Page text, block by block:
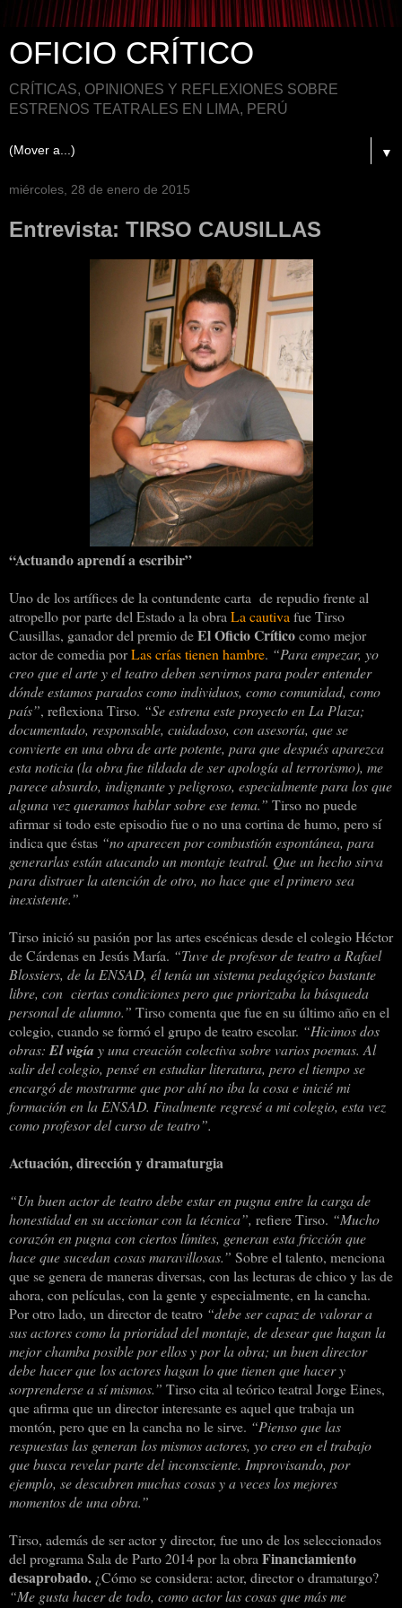
OFICIO CRÍTICO
CRÍTICAS, OPINIONES Y REFLEXIONES SOBRE
ESTRENOS TEATRALES EN LIMA, PERÚ
▼
miércoles, 28 de enero de 2015
Entrevista: TIRSO CAUSILLAS
“Actuando aprendí a escribir”
Uno de los artífices de la contundente carta de repudio frente al
atropello por parte del Estado a la obra La cautiva fue Tirso
Causillas, ganador del premio deEl Oficio Críticocomo mejor
actor de comedia porLas crías tienen hambre. “Para empezar, yo
creo que el arte y el teatro deben servirnos para poder entender
dónde estamos parados como individuos, como comunidad, como
país”, reflexiona Tirso. “Se estrena este proyecto en La Plaza;
documentado, responsable, cuidadoso, con asesoría, que se
convierte en una obra de arte potente, para que después aparezca
esta noticia (la obra fue tildada de ser apología al terrorismo), me
parece absurdo, indignante y peligroso, especialmente para los que
alguna vez queramos hablar sobre ese tema.” Tirso no puede
afirmar si todo este episodio fue o no una cortina de humo, pero sí
indica que éstas “no aparecen por combustión espontánea, para
generarlas están atacando un montaje teatral. Que un hecho sirva
para distraer la atención de otro, no hace que el primero sea
inexistente.”
Tirso inició su pasión por las artes escénicas desde el colegio Héctor
de Cárdenas en Jesús María. “Tuve de profesor de teatro a Rafael
Blossiers, de la ENSAD, él tenía un sistema pedagógico bastante
libre, con ciertas condiciones pero que priorizaba la búsqueda
personal de alumno.” Tirso comenta que fue en su último año en el
colegio, cuando se formó el grupo de teatro escolar. “Hicimos dos
obras: El vigía y una creación colectiva sobre varios poemas. Al
salir del colegio, pensé en estudiar literatura, pero el tiempo se
encargó de mostrarme que por ahí no iba la cosa e inicié mi
formación en la ENSAD. Finalmente regresé a mi colegio, esta vez
como profesor del curso de teatro”.
Actuación, dirección y dramaturgia
“Un buen actor de teatro debe estar en pugna entre la carga de
honestidad en su accionar con la técnica”, refiere Tirso. “Mucho
corazón en pugna con ciertos límites, generan esta fricción que
hace que sucedan cosas maravillosas.” Sobre el talento, menciona
que se genera de maneras diversas, con las lecturas de chico y las de
ahora, con películas, con la gente y especialmente, en la cancha.
Por otro lado, un director de teatro “debe ser capaz de valorar a
sus actores como la prioridad del montaje, de desear que hagan la
mejor chamba posible por ellos y por la obra; un buen director
debe hacer que los actores hagan lo que tienen que hacer y
sorprenderse a sí mismos.” Tirso cita al teórico teatral Jorge Eines,
que afirma que un director interesante es aquel que trabaja un
montón, pero que en la cancha no le sirve. “Pienso que las
respuestas las generan los mismos actores, yo creo en el trabajo
que busca revelar parte del inconsciente. Improvisando, por
ejemplo, se descubren muchas cosas y a veces los mejores
momentos de una obra.”
Tirso, además de ser actor y director, fue uno de los seleccionados
del programa Sala de Parto 2014 por la obra Financiamiento
desaprobado. ¿Cómo se considera: actor, director o dramaturgo?
“Me gusta hacer de todo, como actor las cosas que más me